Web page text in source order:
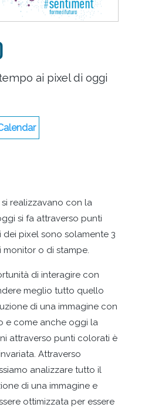
ai pixel di oggi
realizzavano con la
si fa attraverso punti
dei pixel sono solamente 3
monitor o di stampe.
di interagire con
meglio tutto quello
di una immagine con
e come anche oggi la
attraverso punti colorati è
Attraverso
analizzare tutto il
di una immagine e
ottimizzata per essere